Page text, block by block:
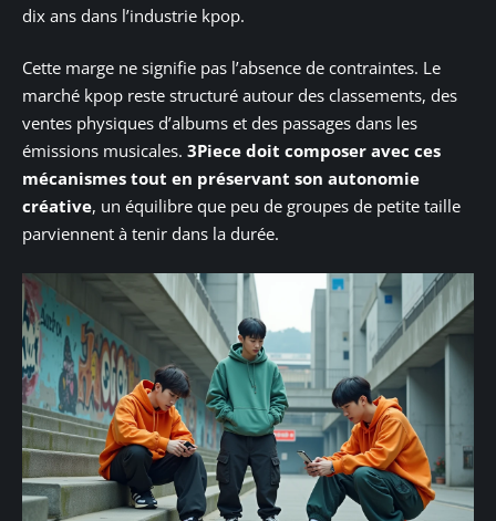
dix ans dans l’industrie kpop.
Cette marge ne signifie pas l’absence de contraintes. Le
marché kpop reste structuré autour des classements, des
ventes physiques d’albums et des passages dans les
émissions musicales. 3Piece doit composer avec ces
mécanismes tout en préservant son autonomie
créative, un équilibre que peu de groupes de petite taille
parviennent à tenir dans la durée.